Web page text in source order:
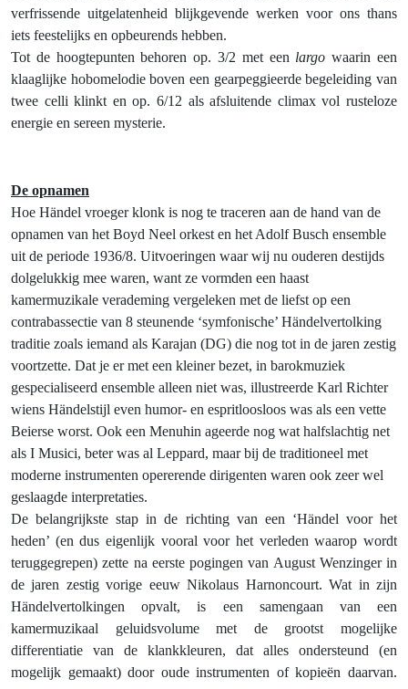
verfrissende uitgelatenheid blijkgevende werken voor ons thans
iets feestelijks en opbeurends hebben.
Tot de hoogtepunten behoren op. 3/2 met een largo waarin een
klaaglijke hobomelodie boven een gearpeggieerde begeleiding van
twee celli klinkt en op. 6/12 als afsluitende climax vol rusteloze
energie en sereen mysterie.
De opnamen
Hoe Händel vroeger klonk is nog te traceren aan de hand van de
opnamen van het Boyd Neel orkest en het Adolf Busch ensemble
uit de periode 1936/8. Uitvoeringen waar wij nu ouderen destijds
dolgelukkig mee waren, want ze vormden een haast
kamermuzikale verademing vergeleken met de liefst op een
contrabassectie van 8 steunende ‘symfonische’ Händelvertolking
traditie zoals iemand als Karajan (DG) die nog tot in de jaren zestig
voortzette. Dat je er met een kleiner bezet, in barokmuziek
gespecialiseerd ensemble alleen niet was, illustreerde Karl Richter
wiens Händelstijl even humor- en espritloosloos was als een vette
Beierse worst. Ook een Menuhin ageerde nog wat halfslachtig net
als I Musici, beter was al Leppard, maar bij de traditioneel met
moderne instrumenten opererende dirigenten waren ook zeer wel
geslaagde interpretaties.
De belangrijkste stap in de richting van een ‘Händel voor het
heden’ (en dus eigenlijk vooral voor het verleden waarop wordt
teruggegrepen) zette na eerste pogingen van August Wenzinger in
de jaren zestig vorige eeuw Nikolaus Harnoncourt. Wat in zijn
Händelvertolkingen opvalt, is een samengaan van een
kamermuzikaal geluidsvolume met de grootst mogelijke
differentiatie van de klankkleuren, dat alles ondersteund (en
mogelijk gemaakt) door oude instrumenten of kopieën daarvan.